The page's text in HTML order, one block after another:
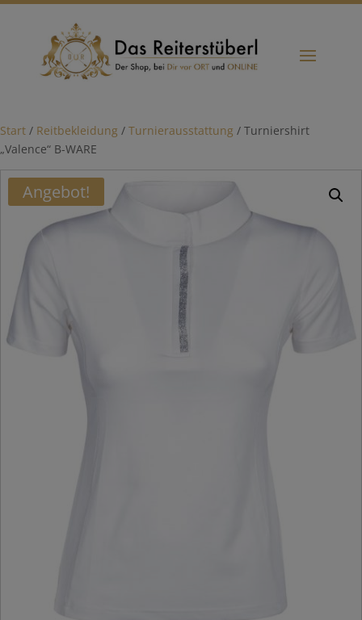
Start / Reitbekleidung / Turnierausstattung / Turniershirt
„Valence“ B-WARE
Angebot!